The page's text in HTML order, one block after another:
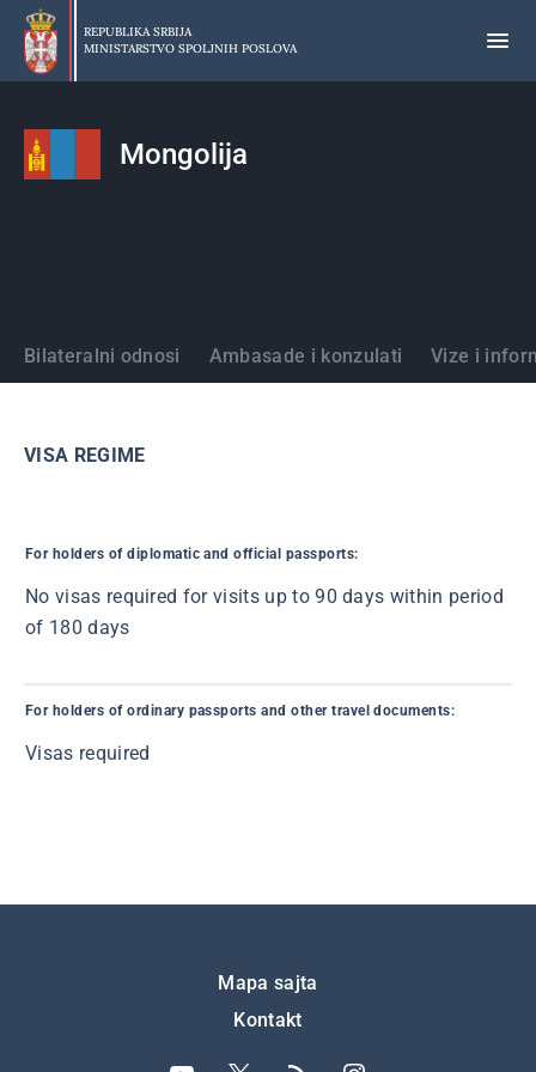
Preskoči
glavni
deo
REPUBLIKA SRBIJA
MINISTARSTVO SPOLJNIH POSLOVA
Mongolija
Države
Bilateralni odnosi Ambasade i konzulati Vize i
VISA REGIME
For holders of diplomatic and official passports:
No visas required for visits up to 90 days within period
of 180 days
For holders of ordinary passports and other travel documents:
Visas required
Mapa sajta
Kontakt